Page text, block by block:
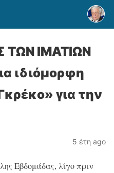
ΤΩΝ ΙΜΑΤΙΩΝ
ιδιόμορφη
για την
5 έτη ago
Εβδομάδας, λίγο πριν